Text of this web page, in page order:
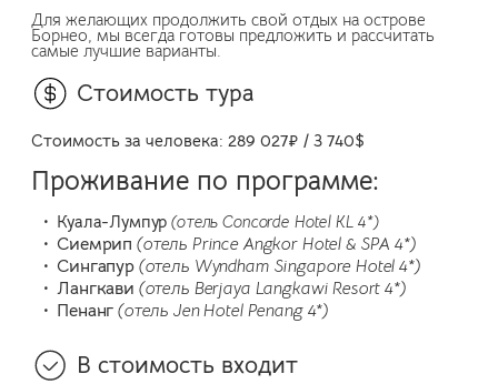
Для желающих продолжить свой отдых на острове
Борнео, мы всегда готовы предложить и рассчитать
самые лучшие варианты.
Стоимость тура
Стоимость за человека: 289 027₽ / 3 740$
Проживание по программе:
Куала-Лумпур (отель Concorde Hotel KL 4*)
Сиемрип (отель Prince Angkor Hotel & SPA 4*)
Сингапур (отель Wyndham Singapore Hotel 4*)
Лангкави (отель Berjaya Langkawi Resort 4*)
Пенанг (отель Jen Hotel Penang 4*)
В стоимость входит